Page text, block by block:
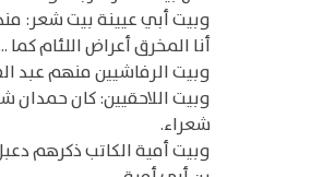
وبيت أبي عيينة بيت شعر:
أنا المخرق أعراض اللئام
وبيت الرفاشيين منهم عبد
وبيت اللاحقيين: كان حمدان
شعراء.
وبيت أمية الكاتب ذكرهم